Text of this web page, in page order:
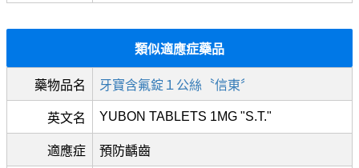
類似適應症藥品
藥物品名 牙寶含氟錠１公絲〝信東〞
英文名 YUBON TABLETS 1MG "S.T."
適應症 預防齲齒